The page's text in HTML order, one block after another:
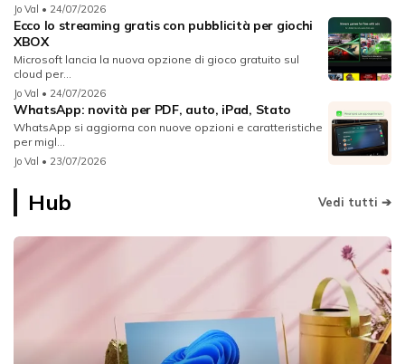
Jo Val • 24/07/2026
Ecco lo streaming gratis con pubblicità per giochi
XBOX
Microsoft lancia la nuova opzione di gioco gratuito sul
cloud per...
Jo Val • 24/07/2026
WhatsApp: novità per PDF, auto, iPad, Stato
WhatsApp si aggiorna con nuove opzioni e caratteristiche
per migl...
Jo Val • 23/07/2026
Hub Vedi tutti ➔